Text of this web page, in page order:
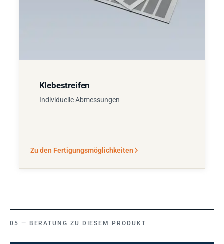
Klebestreifen
Individuelle Abmessungen
Zu den Fertigungsmöglichkeiten
BERATUNG ZU DIESEM PRODUKT